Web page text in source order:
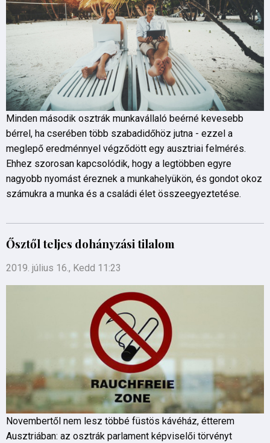
Minden második osztrák munkavállaló beérné kevesebb
bérrel, ha cserében több szabadidőhöz jutna - ezzel a
meglepő eredménnyel végződött egy ausztriai felmérés.
Ehhez szorosan kapcsolódik, hogy a legtöbben egyre
nagyobb nyomást éreznek a munkahelyükön, és gondot okoz
számukra a munka és a családi élet összeegyeztetése.
Ősztől teljes dohányzási tilalom
2019. július 16., Kedd 11:23
Novembertől nem lesz többé füstös kávéház, étterem
Ausztriában: az osztrák parlament képviselői törvényt